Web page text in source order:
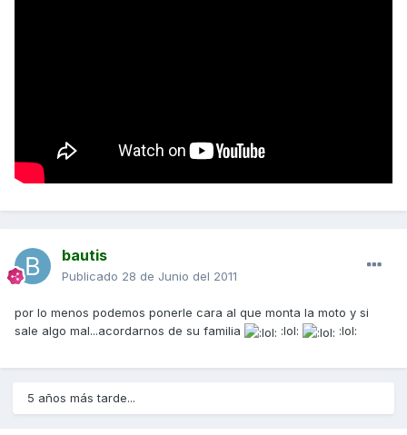
bautis
Publicado 28 de Junio del 2011
por lo menos podemos ponerle cara al que monta la moto y si
sale algo mal...acordarnos de su familia
:lol: :lol:
5 años más tarde...